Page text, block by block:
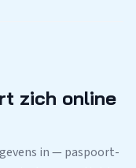
zich online
in — paspoort-